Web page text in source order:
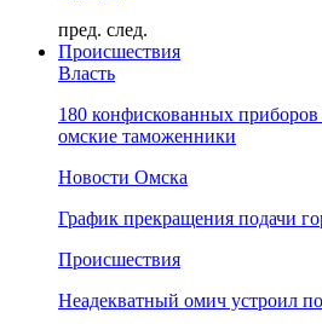
пред. след.
Происшествия
Власть
180 конфискованных
омские таможенники
Новости Омска
График прекращения подачи
Происшествия
Неадекватный омич устроил